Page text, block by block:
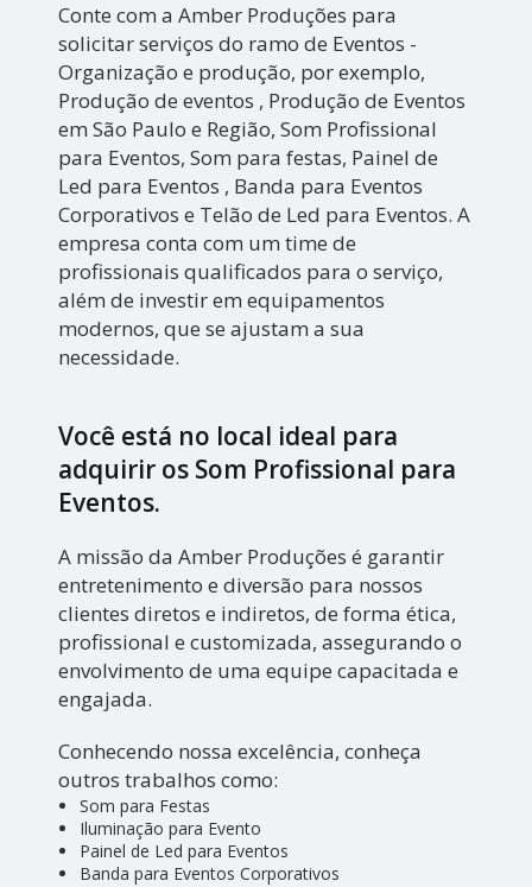
Conte com a Amber Produções para
solicitar serviços do ramo de Eventos -
Organização e produção, por exemplo,
Produção de eventos , Produção de Eventos
em São Paulo e Região, Som Profissional
para Eventos, Som para festas, Painel de
Led para Eventos , Banda para Eventos
Corporativos e Telão de Led para Eventos. A
empresa conta com um time de
profissionais qualificados para o serviço,
além de investir em equipamentos
modernos, que se ajustam a sua
necessidade.
Você está no local ideal para
adquirir os Som Profissional para
Eventos.
A missão da Amber Produções é garantir
entretenimento e diversão para nossos
clientes diretos e indiretos, de forma ética,
profissional e customizada, assegurando o
envolvimento de uma equipe capacitada e
engajada.
Conhecendo nossa excelência, conheça
outros trabalhos como:
Som para Festas
Iluminação para Evento
Painel de Led para Eventos
Banda para Eventos Corporativos